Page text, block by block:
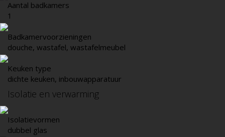
Aantal badkamers
1
Badkamervoorzieningen
douche, wastafel, wastafelmeubel
Keuken type
dichte keuken, inbouwapparatuur
Isolatie en verwarming
Isolatievormen
dubbel glas